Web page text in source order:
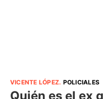
VICENTE LÓPEZ. POLICIALES
Quién es el ex